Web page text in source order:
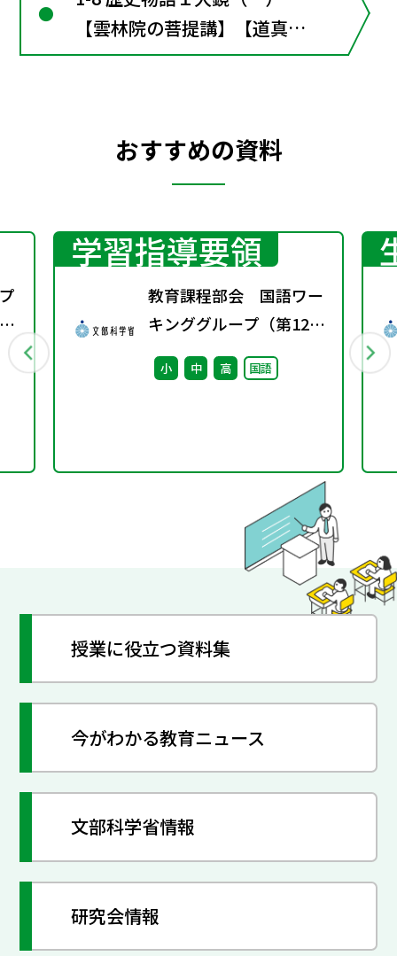
【雲林院の菩提講】【道真の
左遷】 【鶯宿梅】 【花山天
伝えられる陰陽師・安倍晴明
おすすめの資料
学習指導要領
教育課程部会 国語ワー
キンググループ（第12
回） 配付資料
小 中 高 国語
授業に役立つ資料集
今がわかる教育ニュース
文部科学省情報
研究会情報